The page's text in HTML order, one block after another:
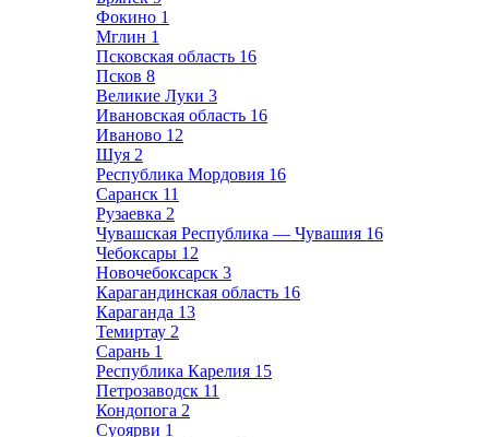
Фокино 1
Мглин 1
Псковская область 16
Псков 8
Великие Луки 3
Ивановская область 16
Иваново 12
Шуя 2
Республика Мордовия 16
Саранск 11
Рузаевка 2
Чувашская Республика — Чувашия 16
Чебоксары 12
Новочебоксарск 3
Карагандинская область 16
Караганда 13
Темиртау 2
Сарань 1
Республика Карелия 15
Петрозаводск 11
Кондопога 2
Суоярви 1